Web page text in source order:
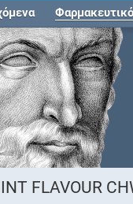
FLAVOUR